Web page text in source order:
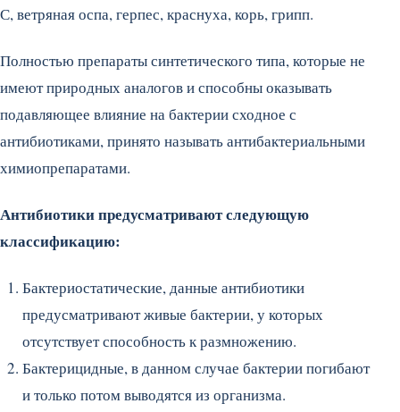
С, ветряная оспа, герпес, краснуха, корь, грипп.
Полностью препараты синтетического типа, которые не
имеют природных аналогов и способны оказывать
подавляющее влияние на бактерии сходное с
антибиотиками, принято называть антибактериальными
химиопрепаратами.
Антибиотики предусматривают следующую
классификацию:
Бактериостатические, данные антибиотики
предусматривают живые бактерии, у которых
отсутствует способность к размножению.
Бактерицидные, в данном случае бактерии погибают
и только потом выводятся из организма.